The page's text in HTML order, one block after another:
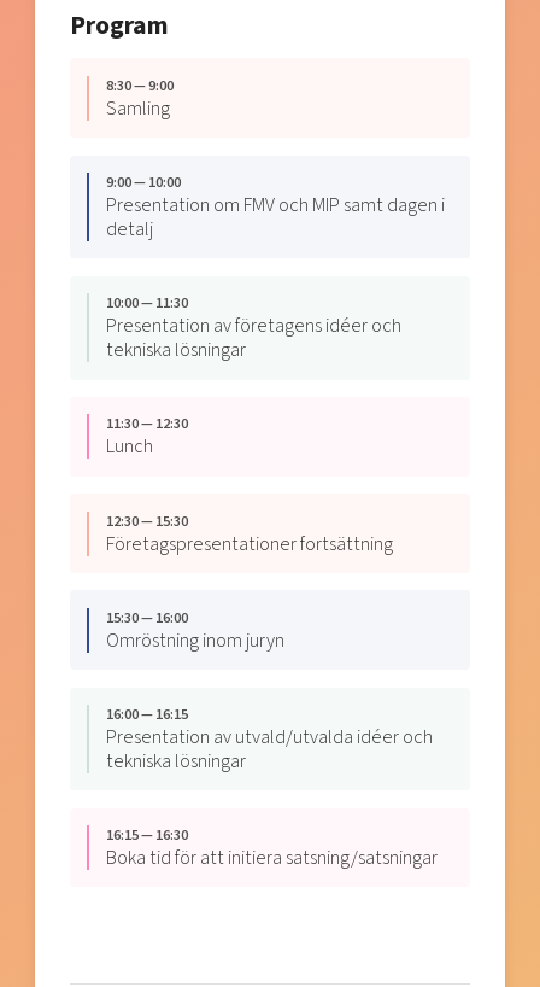
Program
8:30 — 9:00
Samling
9:00 — 10:00
Presentation om FMV och MIP samt dagen i
detalj
10:00 — 11:30
Presentation av företagens idéer och
tekniska lösningar
11:30 — 12:30
Lunch
12:30 — 15:30
Företagspresentationer fortsättning
15:30 — 16:00
Omröstning inom juryn
16:00 — 16:15
Presentation av utvald/utvalda idéer och
tekniska lösningar
16:15 — 16:30
Boka tid för att initiera satsning/satsningar